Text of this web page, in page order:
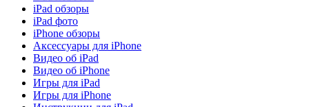
iPad обзоры
iPad фото
iPhone обзоры
Аксессуары для iPhone
Видео об iPad
Видео об iPhone
Игры для iPad
Игры для iPhone